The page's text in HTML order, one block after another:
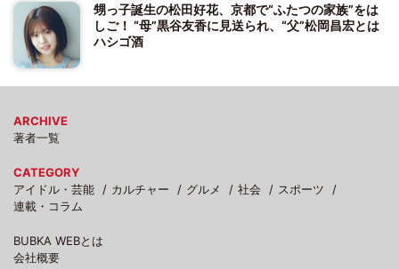
甥っ子誕生の松田好花、京都で“ふたつの家族”をは
しご！ “母”黒谷友香に見送られ、“父”松岡昌宏とは
ハシゴ酒
ARCHIVE
著者一覧
CATEGORY
アイドル・芸能
カルチャー グルメ 社会
スポーツ
連載・コラム
BUBKA WEBとは
会社概要